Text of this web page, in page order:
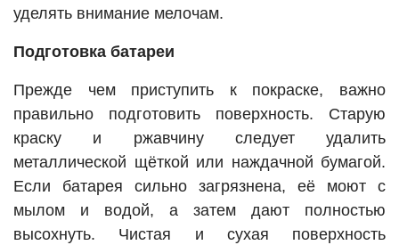
уделять внимание мелочам.
Подготовка батареи
Прежде чем приступить к покраске, важно
правильно подготовить поверхность. Старую
краску и ржавчину следует удалить
металлической щёткой или наждачной бумагой.
Если батарея сильно загрязнена, её моют с
мылом и водой, а затем дают полностью
высохнуть. Чистая и сухая поверхность